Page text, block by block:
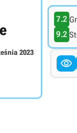
2023
7.2
9.2
